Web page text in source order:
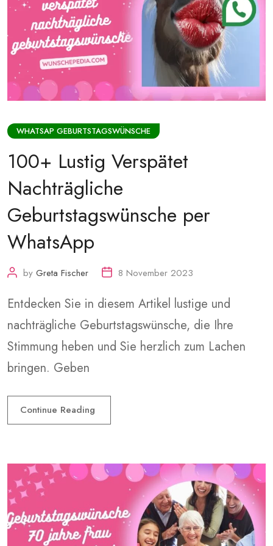
WHATSAP GEBURTSTAGSWÜNSCHE
100+ Lustig Verspätet
Nachträgliche
Geburtstagswünsche per
WhatsApp
by Greta Fischer 8 November 2023
Entdecken Sie in diesem Artikel lustige und
nachträgliche Geburtstagswünsche, die Ihre
Stimmung heben und Sie herzlich zum Lachen
bringen. Geben
Continue Reading